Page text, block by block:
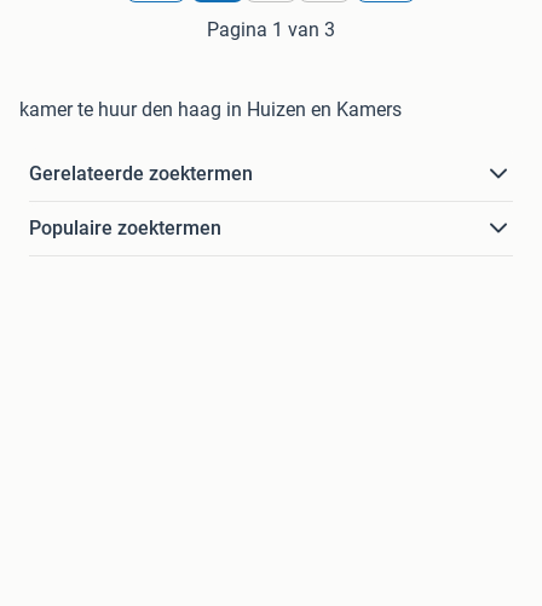
Pagina 1 van 3
kamer te huur den haag in Huizen en Kamers
Gerelateerde zoektermen
Populaire zoektermen